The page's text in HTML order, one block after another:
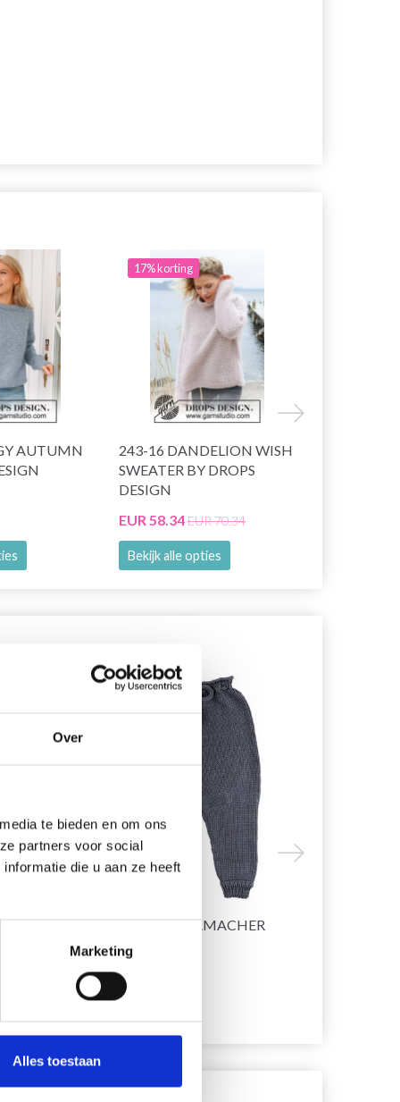
Over
te bieden en om ons
partners voor social
die u aan ze heeft
Marketing
Alles toestaan
AUTUMN
17% korting
243-16 DANDELION WISH
SWEATER BY DROPS
DESIGN
EUR 58.34EUR 70.34
Bekijk alle opties
27% korting
GO HANDMADE GAMACHER
CLASSIC
EUR 21.30